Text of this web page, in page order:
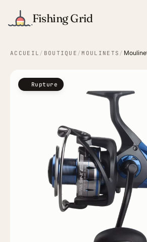
Fishing Grid
ACCUEIL / BOUTIQUE / MOULINETS /
Rupture